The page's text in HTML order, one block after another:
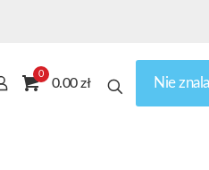
0
0.00 zł Nie